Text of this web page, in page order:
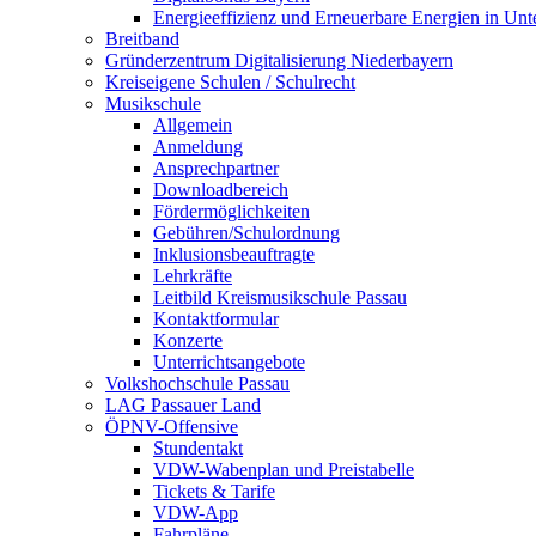
Energieeffizienz und Erneuerbare Energien in
Breitband
Gründerzentrum Digitalisierung Niederbayern
Kreiseigene Schulen / Schulrecht
Musikschule
Allgemein
Anmeldung
Ansprechpartner
Downloadbereich
Fördermöglichkeiten
Gebühren/Schulordnung
Inklusionsbeauftragte
Lehrkräfte
Leitbild Kreismusikschule Passau
Kontaktformular
Konzerte
Unterrichtsangebote
Volkshochschule Passau
LAG Passauer Land
ÖPNV-Offensive
Stundentakt
VDW-Wabenplan und Preistabelle
Tickets & Tarife
VDW-App